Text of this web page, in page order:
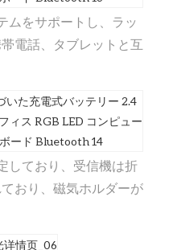
ムをサポートし、ラッ
電話、タブレットと互
しており、受信機は折
おり、磁気ホルダーが